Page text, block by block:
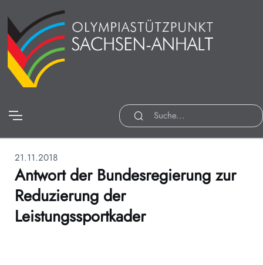
21.11.2018
Antwort der Bundesregierung zur
Reduzierung der
Leistungssportkader